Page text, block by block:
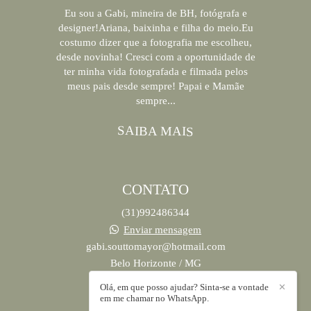
Eu sou a Gabi, mineira de BH, fotógrafa e
designer!Ariana, baixinha e filha do meio.Eu
costumo dizer que a fotografia me escolheu,
desde novinha! Cresci com a oportunidade de
ter minha vida fotografada e filmada pelos
meus pais desde sempre! Papai e Mamãe
sempre...
SAIBA MAIS
CONTATO
(31)992486344
Enviar mensagem
gabi.souttomayor@hotmail.com
Belo Horizonte / MG
✕
Olá, em que posso ajudar? Sinta-se a vontade
em me chamar no WhatsApp.